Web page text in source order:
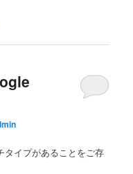
タイプがあることをご存